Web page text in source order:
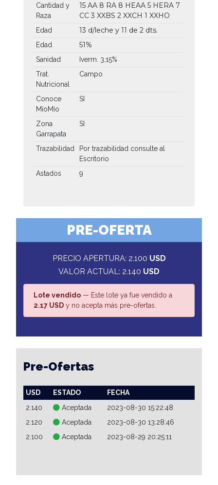
Cantidad y
Raza
15 AA 8 RA 8 HEAA 5 HERA 7
CC 3 XXBS 2 XXCH 1 XXHO
Edad 13 d/leche y 11 de 2 dts.
Edad 51%
Sanidad
Iverm. 3,15%
Trat.
Nutricional
Campo
Conoce
MíoMío
SI
Zona
Garrapata
SI
Trazabilidad
Por trazabilidad consulte al
Escritorio
Astados
9
PRE-OFERTA
PRECIO APERTURA: 2.100 USD
VALOR ACTUAL: 2.140 USD
Lote vendido — Este lote ya fue vendido a
2.17 USD y no acepta más pre-ofertas.
Pre-Ofertas
USD ESTADO
FECHA
2.140
Aceptada
2023-08-30 15:22:48
2.120
Aceptada
2023-08-30 13:28:46
2.100
Aceptada 2023-08-29 20:25:11